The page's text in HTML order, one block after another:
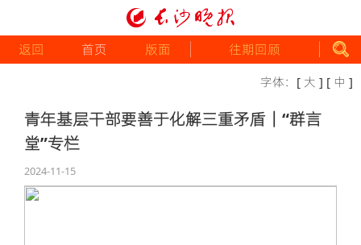
返回 首页 版面 往期回顾
字体： [ 大 ] [ 中 ]
青年基层干部要善于化解三重矛盾｜“群言
堂”专栏
2024-11-15